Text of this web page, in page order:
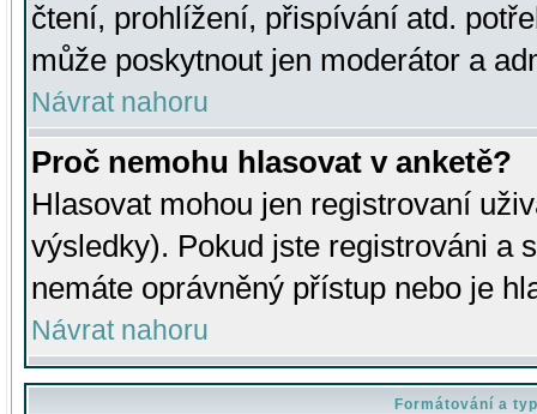
čtení, prohlížení, přispívání atd.
může poskytnout jen moderátor a
Návrat nahoru
Proč nemohu hlasovat v anketě?
Hlasovat mohou jen registrovaní
výsledky). Pokud jste registrováni a
nemáte oprávněný přístup nebo je
Návrat nahoru
Formátování a